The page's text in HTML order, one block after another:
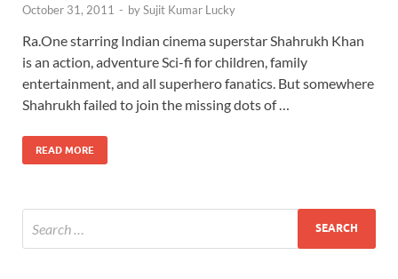
October 31, 2011 - bySujit Kumar Lucky
Ra.One starring Indian cinema superstar Shahrukh Khan
is an action, adventure Sci-fi for children, family
entertainment, and all superhero fanatics. But somewhere
Shahrukh failed to join the missing dots of …
READ MORE